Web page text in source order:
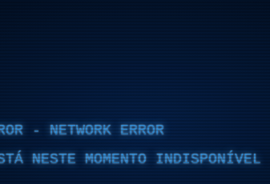
- NETWORK ERROR
NESTE MOMENTO INDISPONÍVEL